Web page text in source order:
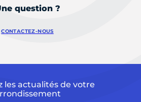
question ?
CONTACTEZ-NOUS
les actualités de votre